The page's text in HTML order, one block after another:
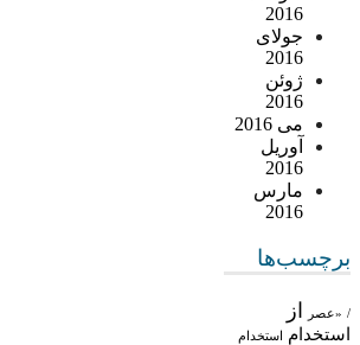
2016
جولای
2016
ژوئن
2016
می 2016
آوریل
2016
مارس
2016
برچسب‌ها
/ «عصر از
استخدام استخدام